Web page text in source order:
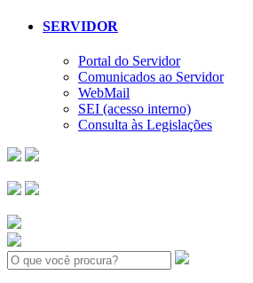
SERVIDOR
Portal do Servidor
Comunicados ao Servidor
WebMail
SEI (acesso interno)
Consulta às Legislações
Search: